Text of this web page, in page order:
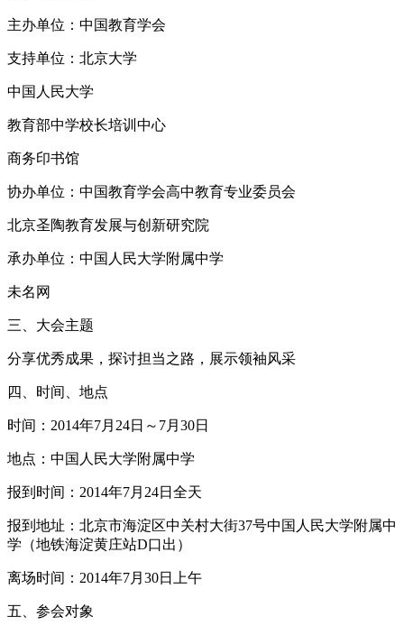
主办单位：中国教育学会
支持单位：北京大学
中国人民大学
教育部中学校长培训中心
商务印书馆
协办单位：中国教育学会高中教育专业委员会
北京圣陶教育发展与创新研究院
承办单位：中国人民大学附属中学
未名网
三、大会主题
分享优秀成果，探讨担当之路，展示领袖风采
四、时间、地点
时间：2014年7月24日～7月30日
地点：中国人民大学附属中学
报到时间：2014年7月24日全天
报到地址：北京市海淀区中关村大街37号中国人民大学附属中
学（地铁海淀黄庄站D口出）
离场时间：2014年7月30日上午
五、参会对象